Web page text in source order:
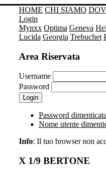
HOME CHI SIAMO
Login
Mynxx Optima Geneva
Lucida Georgia Trebuchet
Area Riservata
Username
Password
Password
Nome utente
Info: Il tuo browser non
X 1/9 BERTONE